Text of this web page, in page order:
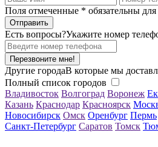
Поля отмеченные * обязательны
Есть вопросы?Укажите номер
Перезвоните мне!
Другие городаВ которые мы
Полный список городов
Владивосток Волгоград Воронеж
Казань Краснодар Красноярск
Новосибирск Омск Оренбург Пермь
Санкт-Петербург Саратов Томск